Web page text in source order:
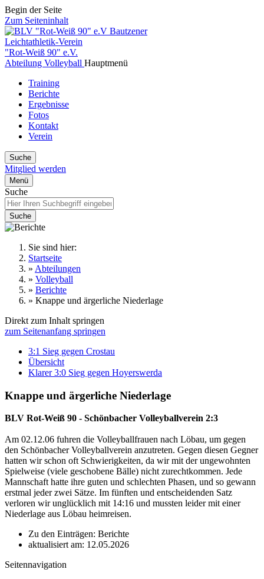
Begin der Seite
Zum Seiteninhalt
Bautzener
Leichtathletik-Verein
"Rot-Weiß 90" e.V.
Abteilung Volleyball Hauptmenü
Training
Berichte
Ergebnisse
Fotos
Kontakt
Verein
Suche
Mitglied werden
Menü
Suche
Suche
Sie sind hier:
Startseite
» Abteilungen
» Volleyball
» Berichte
» Knappe und ärgerliche Niederlage
Direkt zum Inhalt springen
zum Seitenanfang springen
3:1 Sieg gegen Crostau
Übersicht
Klarer 3:0 Sieg gegen Hoyerswerda
Knappe und ärgerliche Niederlage
BLV Rot-Weiß 90 - Schönbacher Volleyballverein 2:3
Am 02.12.06 fuhren die Volleyballfrauen nach Löbau, um gegen
den Schönbacher Volleyballverein anzutreten. Gegen diesen Gegner
hatten wir schon oft Schwierigkeiten, da wir mit der ungewohnten
Spielweise (viele geschobene Bälle) nicht zurechtkommen. Jede
Mannschaft hatte ihre guten und schlechten Phasen, und so gewann
erstmal jeder zwei Sätze. Im fünften und entscheidenden Satz
verloren wir unglücklich mit 14:16 und mussten leider mit einer
Niederlage aus Löbau heimreisen.
Zu den Einträgen: Berichte
aktualisiert am: 12.05.2026
Seitennavigation